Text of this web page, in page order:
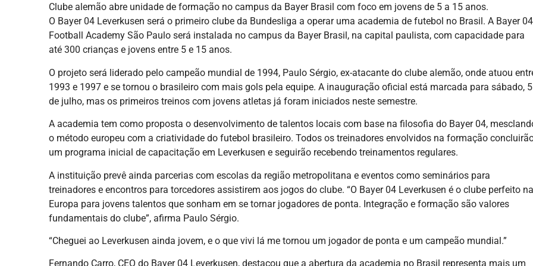
Clube alemão abre unidade de formação no campus da Bayer Brasil com foco em jovens de 5 a 15 anos.
O Bayer 04 Leverkusen será o primeiro clube da Bundesliga a operar uma academia de futebol no Brasil. A Bayer 04
Football Academy São Paulo será instalada no campus da Bayer Brasil, na capital paulista, com capacidade para
até 300 crianças e jovens entre 5 e 15 anos.
O projeto será liderado pelo campeão mundial de 1994, Paulo Sérgio, ex-atacante do clube alemão, onde atuou
1993 e 1997 e se tornou o brasileiro com mais gols pela equipe. A inauguração oficial está marcada para sábado, 5
de julho, mas os primeiros treinos com jovens atletas já foram iniciados neste semestre.
A academia tem como proposta o desenvolvimento de talentos locais com base na filosofia do Bayer 04,
o método europeu com a criatividade do futebol brasileiro. Todos os treinadores envolvidos na formação
um programa inicial de capacitação em Leverkusen e seguirão recebendo treinamentos regulares.
A instituição prevê ainda parcerias com escolas da região metropolitana e eventos como seminários para
treinadores e encontros para torcedores assistirem aos jogos do clube. “O Bayer 04 Leverkusen é o clube perfeito na
Europa para jovens talentos que sonham em se tornar jogadores de ponta. Integração e formação são valores
fundamentais do clube”, afirma Paulo Sérgio.
“Cheguei ao Leverkusen ainda jovem, e o que vivi lá me tornou um jogador de ponta e um campeão mundial.”
Fernando Carro, CEO do Bayer 04 Leverkusen, destacou que a abertura da academia no Brasil representa mais um